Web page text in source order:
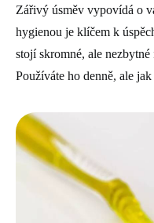
Zářivý úsměv vypovídá o
hygienou je klíčem k
stojí skromné, ale
Používáte ho denně, ale